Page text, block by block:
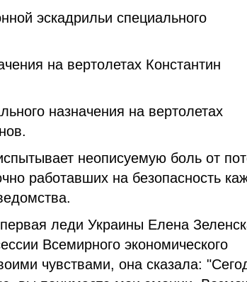
эскадрильи специального
на вертолетах Константин
назначения на вертолетах
неописуемую боль от
работавших на безопасность
леди Украины Елена
Всемирного экономического
чувствами, она сказала: